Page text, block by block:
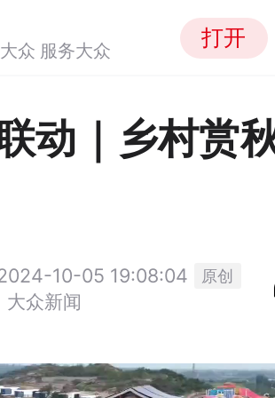
众 服务大众 打开
动｜乡村赏
2024-10-05 19:08:04 原创
大众新闻